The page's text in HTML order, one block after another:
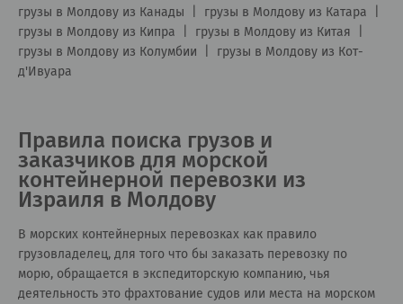
грузы в Молдову из Канады
грузы в Молдову из Катара
грузы в Молдову из Кипра
грузы в Молдову из Китая
грузы в Молдову из Колумбии
грузы в Молдову из Кот-
д'Ивуара
Правила поиска грузов и
заказчиков для морской
контейнерной перевозки из
Израиля в Молдову
В морских контейнерных перевозках как правило
грузовладелец, для того что бы заказать перевозку по
морю, обращается в экспедиторскую компанию, чья
деятельность это фрахтование судов или места на морском